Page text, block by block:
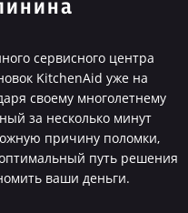
сервисного центра
KitchenAid уже на
своему многолетнему
за несколько минут
причину поломки,
путь решения
ваши деньги.